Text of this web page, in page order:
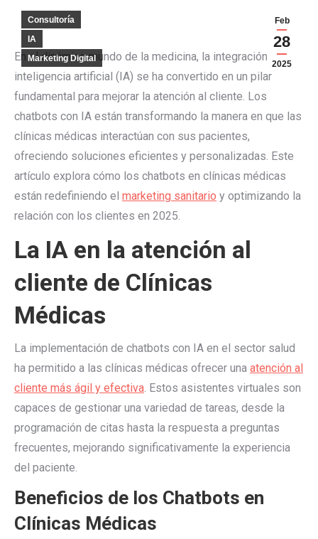
Feb
28
2025
Consultoría
IA
Marketing Digital
En el dinámico mundo de la medicina, la integración de la
inteligencia artificial (IA) se ha convertido en un pilar
fundamental para mejorar la atención al cliente. Los
chatbots con IA están transformando la manera en que las
clínicas médicas interactúan con sus pacientes,
ofreciendo soluciones eficientes y personalizadas. Este
artículo explora cómo los chatbots en clínicas médicas
están redefiniendo el marketing sanitario y optimizando la
relación con los clientes en 2025.
La IA en la atención al
cliente de Clínicas
Médicas
La implementación de chatbots con IA en el sector salud
ha permitido a las clínicas médicas ofrecer una atención al
cliente más ágil y efectiva. Estos asistentes virtuales son
capaces de gestionar una variedad de tareas, desde la
programación de citas hasta la respuesta a preguntas
frecuentes, mejorando significativamente la experiencia
del paciente.
Beneficios de los Chatbots en
Clínicas Médicas